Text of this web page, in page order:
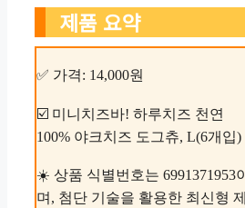
제품 요약
✅ 가격: 14,000원
☑️ 미니치즈바! 하루치즈 천연
100% 야크치즈 도그츄, L(6개입)
☀️ 상품 식별번호는 6991371953이
며, 첨단 기술을 활용한 최신형 제